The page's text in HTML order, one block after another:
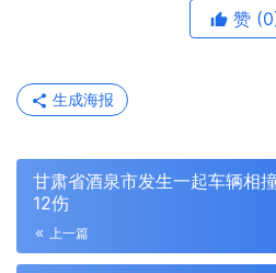
赞
生成海报
甘肃省酒泉市发生一起车辆相
12伤
上一篇